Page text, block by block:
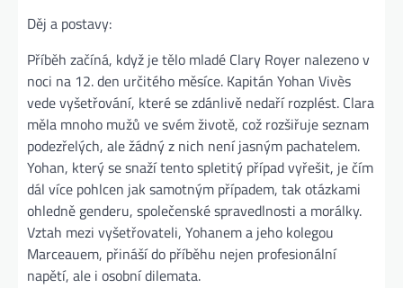
Děj a postavy:
Příběh začíná, když je tělo mladé Clary Royer nalezeno v
noci na 12. den určitého měsíce. Kapitán Yohan Vivès
vede vyšetřování, které se zdánlivě nedaří rozplést. Clara
měla mnoho mužů ve svém životě, což rozšiřuje seznam
podezřelých, ale žádný z nich není jasným pachatelem.
Yohan, který se snaží tento spletitý případ vyřešit, je čím
dál více pohlcen jak samotným případem, tak otázkami
ohledně genderu, společenské spravedlnosti a morálky.
Vztah mezi vyšetřovateli, Yohanem a jeho kolegou
Marceauem, přináší do příběhu nejen profesionální
napětí, ale i osobní dilemata.